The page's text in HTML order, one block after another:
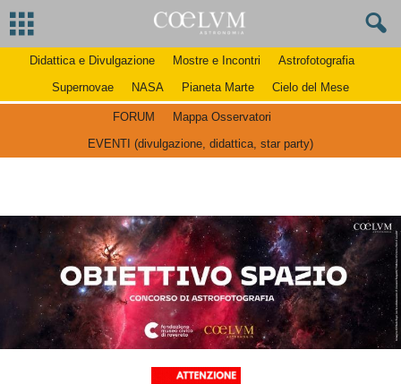
Didattica e Divulgazione Mostre e Incontri
Astrofotografia
Supernovae
NASA Pianeta Marte Cielo del Mese
FORUM
Mappa Osservatori
EVENTI (divulgazione, didattica, star party)